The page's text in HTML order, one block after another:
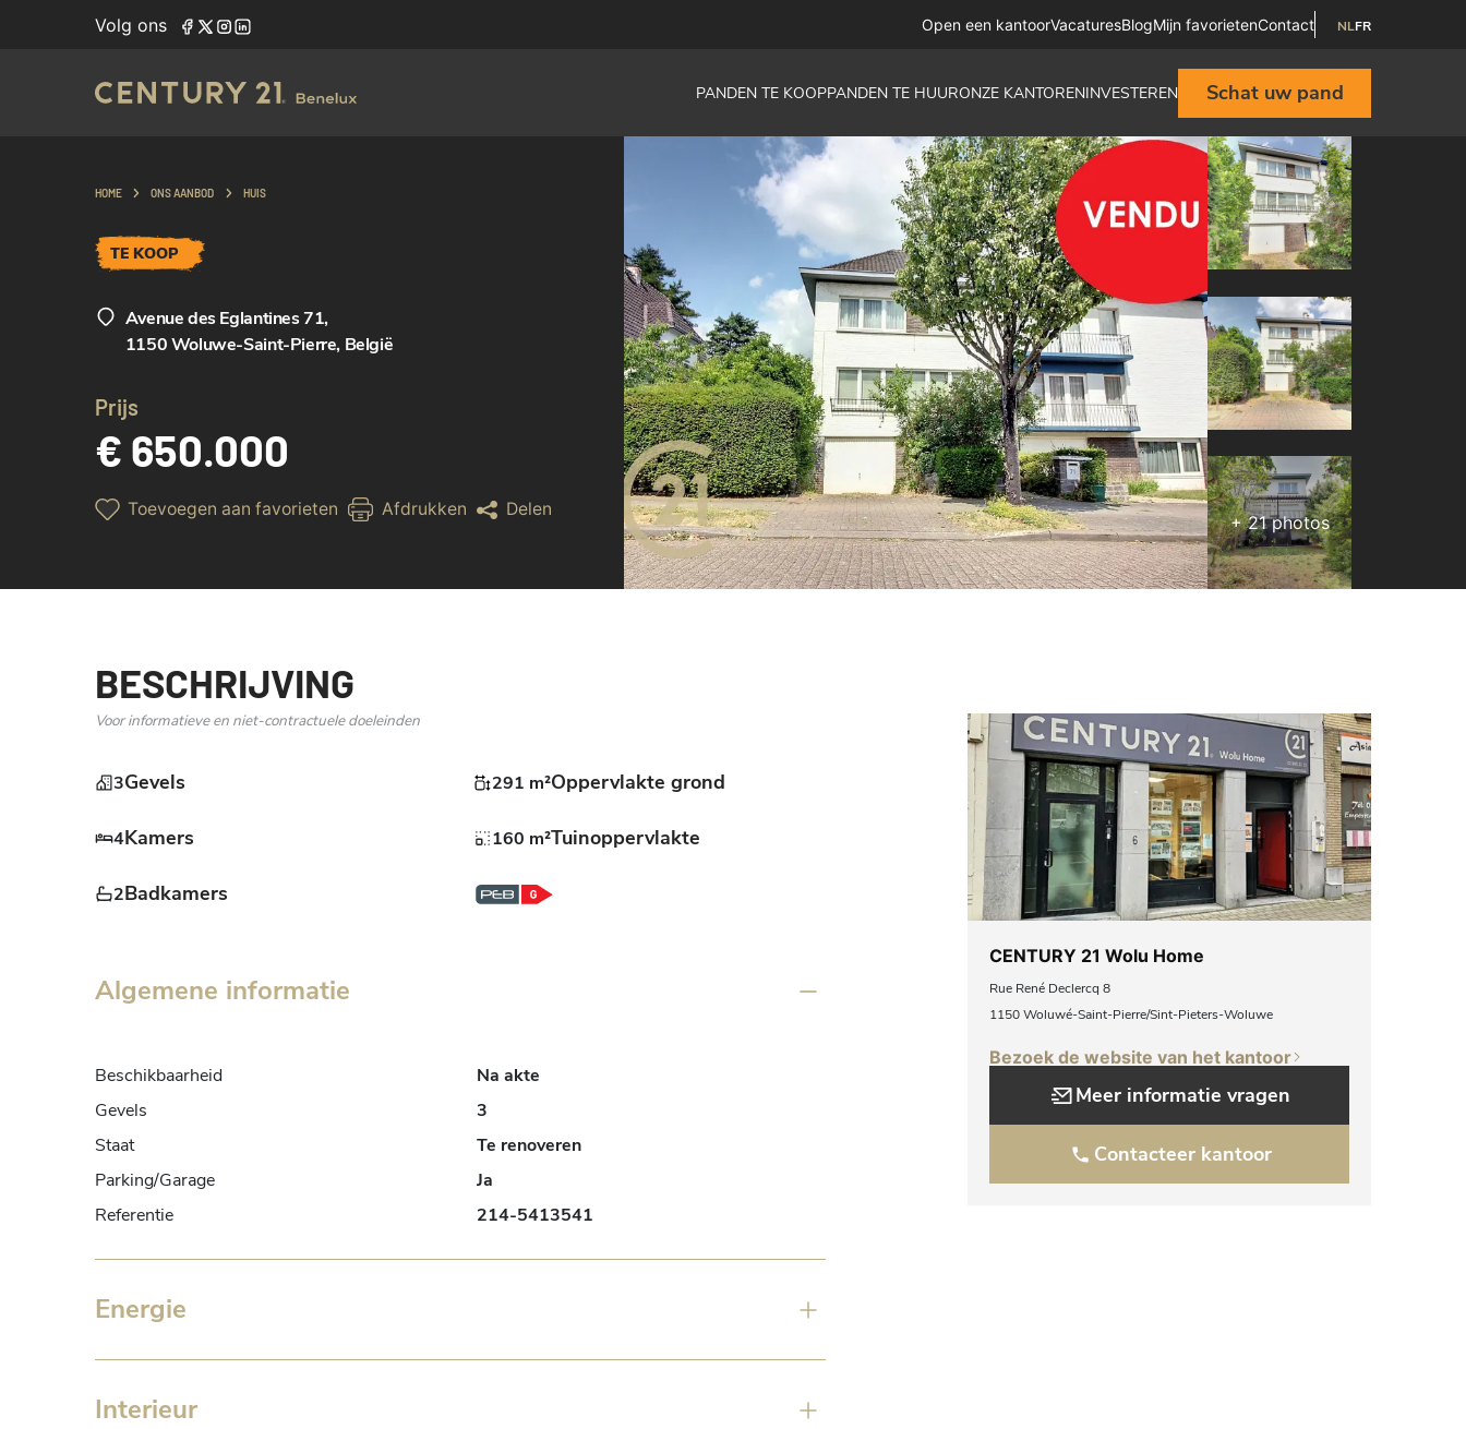
Volg ons Open een kantoorVacaturesBlogMijn favorietenContact NLFR
PANDEN TE KOOPPANDEN TE HUURONZE KANTORENINVESTEREN Schat uw pand
+21photos
HOME ONS AANBOD HUIS
TE KOOP
Avenue des Eglantines 71,
1150 Woluwe-Saint-Pierre, België
Prijs
€ 650.000
Toevoegen aan favorieten Afdrukken Delen
BESCHRIJVING
Voor informatieve en niet-contractuele doeleinden
3Gevels 291 m²Oppervlakte grond
4Kamers 160 m²Tuinoppervlakte
2Badkamers
Algemene informatie
Beschikbaarheid
Na akte
Gevels
3
Staat
Te renoveren
Parking/Garage
Ja
Referentie
214-5413541
Energie
Interieur
CENTURY 21 Wolu Home
Rue René Declercq 8
1150 Woluwé-Saint-Pierre/Sint-Pieters-Woluwe
Bezoek de website van het kantoor
Meer informatie vragen
Contacteer kantoor